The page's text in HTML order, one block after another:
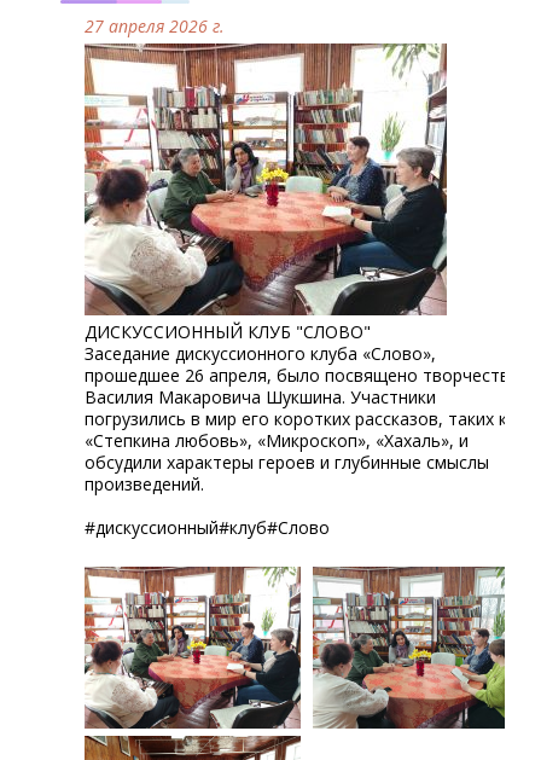
27 апреля 2026 г.
ДИСКУССИОННЫЙ КЛУБ "СЛОВО"
Заседание дискуссионного клуба «Слово»,
прошедшее 26 апреля, было посвящено творчеству
Василия Макаровича Шукшина. Участники
погрузились в мир его коротких рассказов, таких как
«Степкина любовь», «Микроскоп», «Хахаль», и
обсудили характеры героев и глубинные смыслы
произведений.
#дискуссионный#клуб#Слово